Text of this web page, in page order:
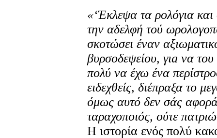
«‘Έκλεψα τα ρολόγια
την αδελφή τού
σκοτώσει έναν
βυρσοδεψείου, γιa να του
πολύ να έχω ένα
ειδεχθείς, διέπραξα το
όμως αυτό δεν σάς
ταραχοποιός, ούτε
Η ιστορία ενός πολύ